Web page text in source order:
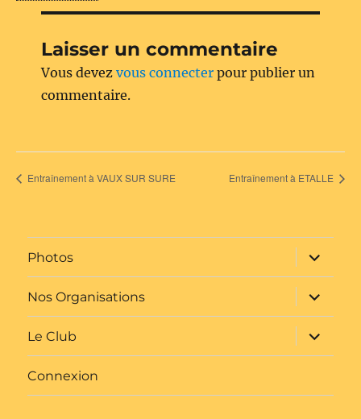
Laisser un commentaire
Vous devezvous connecter pour publier un
commentaire.
Entraînement à VAUX SUR SURE Entraînement à ETALLE
Photos
ouvrir
le
sous-
menu
Nos Organisations
ouvrir
le
sous-
menu
Le Club
ouvrir
le
sous-
Connexion